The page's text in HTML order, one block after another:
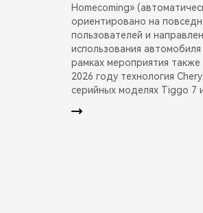
Homecoming»
ориентировано на
пользователей и
использования
рамках мероприятия
2026 году технология
серийных моделях Tiggo 7